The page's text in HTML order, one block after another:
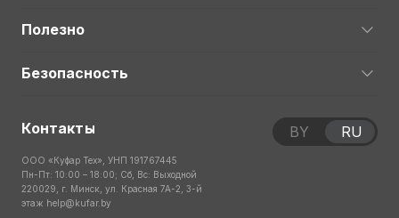
Полезно
Безопасность
Контакты
ООО «Куфар Тех», УНП 191767445
Пн-Пт: 10:00 – 18:00; Сб, Вс: Выходной
220029, г. Минск, ул. Красная 7А-2, 3-й
этаж help@kufar.by
BY RU